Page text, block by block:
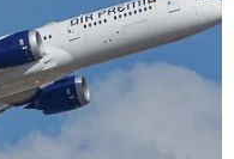
tiên đạt